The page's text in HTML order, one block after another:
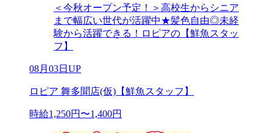
＜今秋オープン予定！＞高校生からシニア
まで幅広い世代が活躍中★髪色自由◎未経
験から活躍できる！ロピアの【鮮魚スタッ
フ】
08月03日UP
ロピア 舞多聞店(仮)【鮮魚スタッフ】
時給1,250円〜1,400円